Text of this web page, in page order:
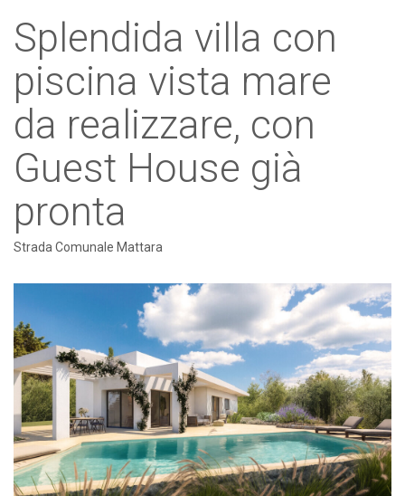
Splendida villa con
piscina vista mare
da realizzare, con
Guest House già
pronta
Strada Comunale Mattara